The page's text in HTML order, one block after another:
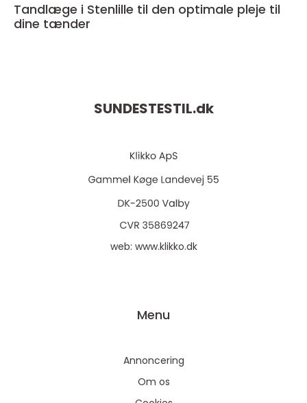
Tandlæge i Stenlille til den optimale pleje til
dine tænder
SUNDESTESTIL.dk
web: www.klikko.dk
Menu
Annoncering
Om os